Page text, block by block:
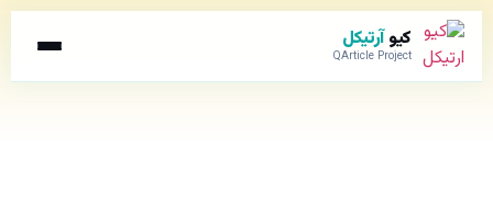
کیوآرتیکل
QArticle Project